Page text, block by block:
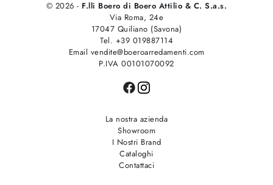
© 2026 - F.lli Boero di Boero Attilio & C. S.a.s.
Via Roma, 24e
17047 Quiliano (Savona)
Tel. +39 019887114
Email vendite@boeroarredamenti.com
P.IVA 00101070092
La nostra azienda
Showroom
I Nostri Brand
Cataloghi
Contattaci